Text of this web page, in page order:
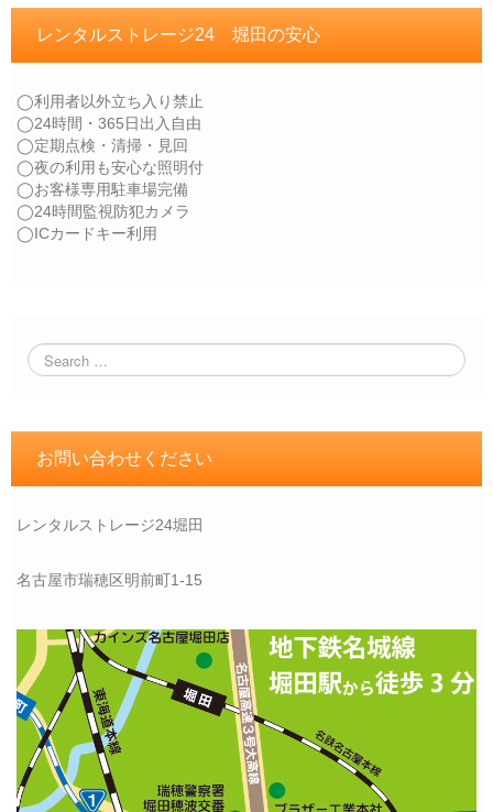
レンタルストレージ24 堀田の安心
◯利用者以外立ち入り禁止
◯24時間・365日出入自由
◯定期点検・清掃・見回
◯夜の利用も安心な照明付
◯お客様専用駐車場完備
◯24時間監視防犯カメラ
◯ICカードキー利用
お問い合わせください
レンタルストレージ24堀田
名古屋市瑞穂区明前町1-15